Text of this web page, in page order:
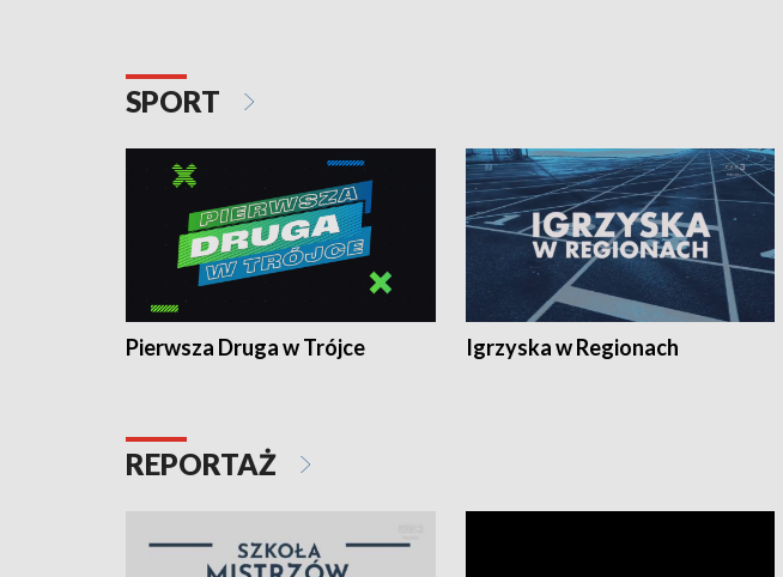
SPORT
Pierwsza Druga w Trójce Igrzyska w Regionach
REPORTAŻ